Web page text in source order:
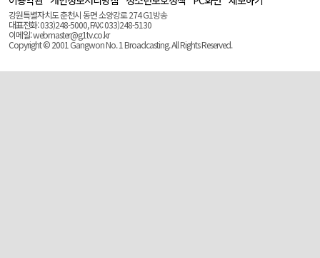
강원특별자치도 춘천시 동면 소양강로 274 G1방송
대표전화: 033)248-5000, FAX: 033)248-5130
이메일: webmaster@g1tv.co.kr
Copyright © 2001 Gangwon No. 1 Broadcasting. All Rights Reserved.